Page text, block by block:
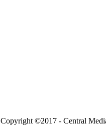
Copyright ©2017 - Central